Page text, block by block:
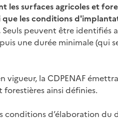
les surfaces agricoles et
les conditions
Seuls peuvent être identifiés
une durée minimale (qui
vigueur, la CDPENAF
forestières ainsi définies.
conditions d’élaboration du